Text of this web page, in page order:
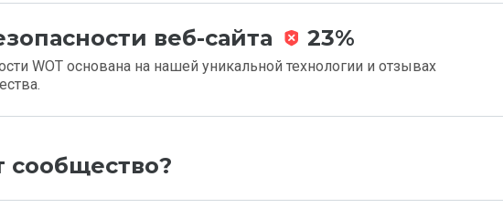
веб-сайта 23%
WOT основана на нашей уникальной технологии и отзывах
сообщество?